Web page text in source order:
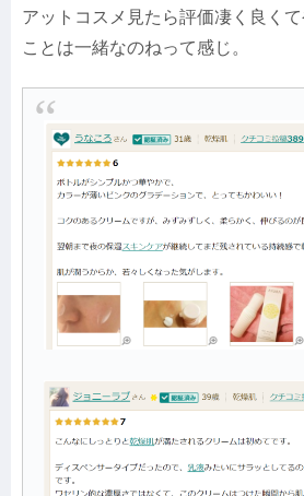
アットコスメ見たら評価凄く良く
ことは一緒なのねって感じ。